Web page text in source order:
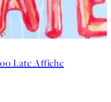
Late Affiche